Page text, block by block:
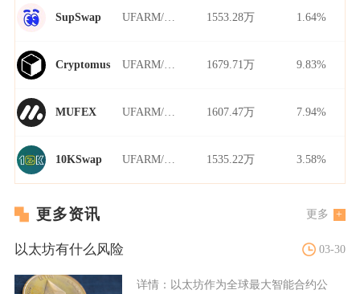
SupSwap 1553.28万 1.64%
Cryptomus 1679.71万 9.83%
MUFEX 1607.47万 7.94%
10KSwap 1535.22万 3.58%
更多资讯 更多
以太坊有什么风险 03-30
详情： 以太坊作为全球最大智能合约公